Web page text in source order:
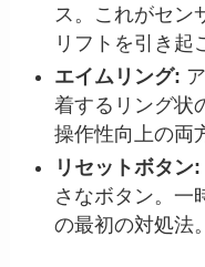
ス。これがセン
リフトを引き起
エイムリング:
着するリング状
操作性向上の両
リセットボタン:
さなボタン。一
の最初の対処法。